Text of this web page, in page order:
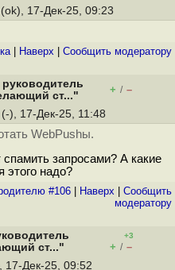
(ok), 17-Дек-25, 09:23
| Наверх Cообщить модератору
ст..."
+ / –
(-), 17-Дек-25, 11:48
WebPushы.
спамить запросами? А какие
этого надо?
#106 Наверх
Cообщить
модератору
ст..."
+3
+ / –
17-Дек-25, 09:52